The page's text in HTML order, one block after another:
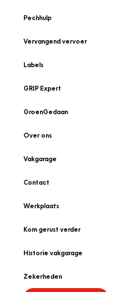
Pechhulp
Vervangend vervoer
Labels
GRIP Expert
GroenGedaan
Over ons
Vakgarage
Contact
Werkplaats
Kom gerust verder
Historie vakgarage
Zekerheden